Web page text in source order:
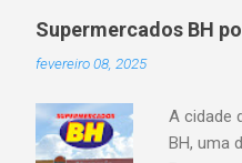
Supermercados BH
fevereiro 08, 2025
A cidade
BH, uma